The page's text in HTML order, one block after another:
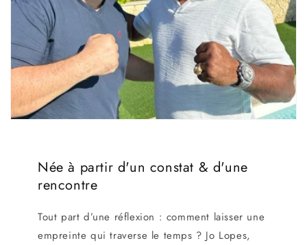
Née à partir d'un constat & d'une
rencontre
Tout part d’une réflexion : comment laisser une
empreinte qui traverse le temps ? Jo Lopes,